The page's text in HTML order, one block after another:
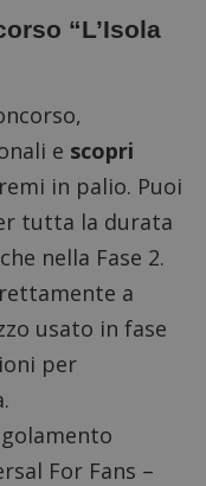
“L’Isola
,
e scopri
in palio. Puoi
tutta la durata
nella Fase 2.
a
usato in fase
per
For Fans –